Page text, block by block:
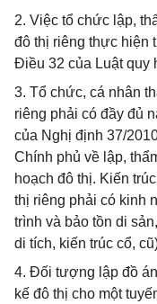
2. Việc tổ chức lập,
đô thị riêng thực hiện
Điều 32 của Luật quy
3. Tổ chức, cá nhân
riêng phải có đầy đủ
của Nghị định 37/
Chính phủ về lập,
hoạch đô thị. Kiến
thị riêng phải có kinh
trình và bảo tồn di
di tích, kiến trúc cổ,
4. Đối tượng lập đồ
kế đô thị cho một